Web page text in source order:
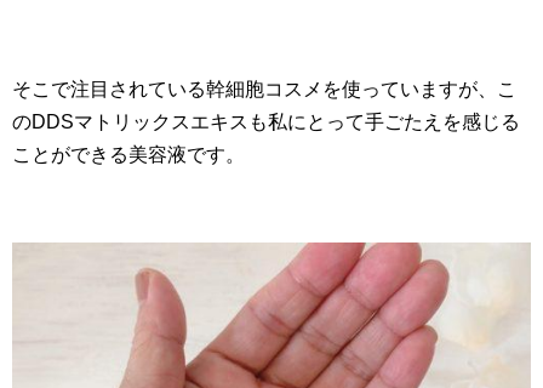
そこで注目されている幹細胞コスメを使っていますが、こ
のDDSマトリックスエキスも私にとって手ごたえを感じる
ことができる美容液です。